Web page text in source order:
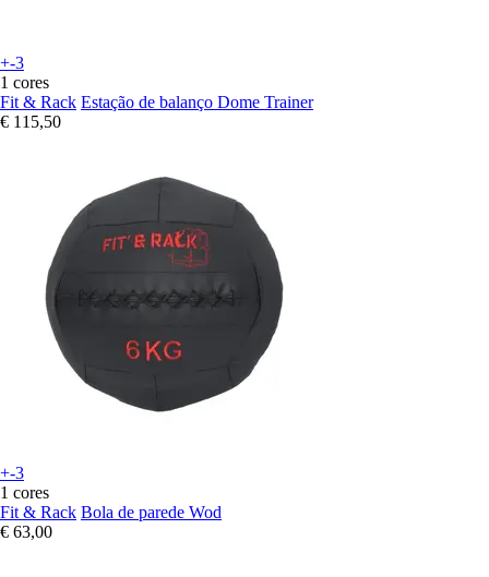
+-3
1 cores
Fit & Rack Estação de balanço Dome Trainer
€ 115,50
+-3
1 cores
Fit & Rack Bola de parede Wod
€ 63,00